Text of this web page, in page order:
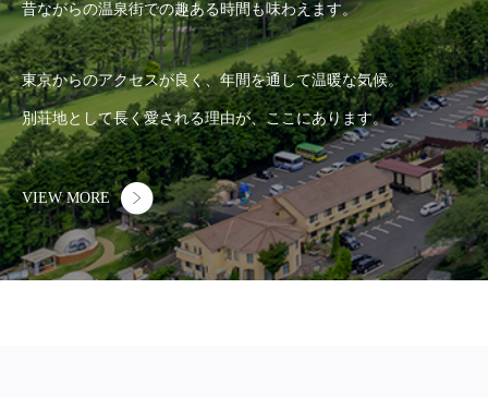
昔ながらの温泉街での趣ある時間も味わえます。
東京からのアクセスが良く、年間を通して温暖な気候。
別荘地として長く愛される理由が、ここにあります。
VIEW MORE